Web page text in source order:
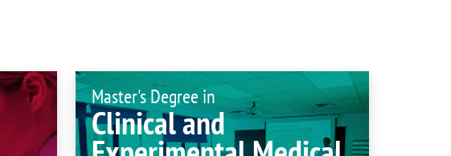
Master's Degree in
Clinical and